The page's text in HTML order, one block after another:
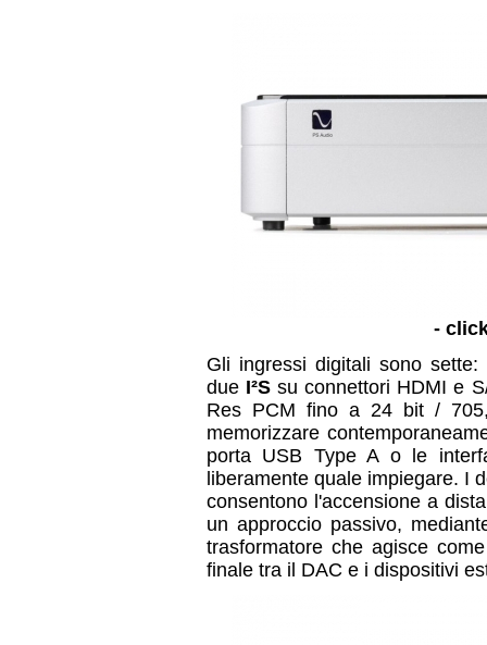
-
Gli ingressi digitali sono sette:
due I²Ssu connettori HDMI e
Res PCM fino a 24 bit /
memorizzare
porta USB Type A o le
liberamente quale impiegare. I
consentono l'accensione a
un approccio passivo,
trasformatore che agisce
finale tra il DAC e i dispositivi